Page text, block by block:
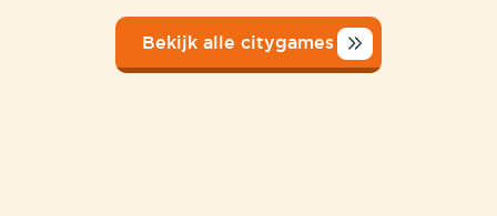
Bekijk alle citygames